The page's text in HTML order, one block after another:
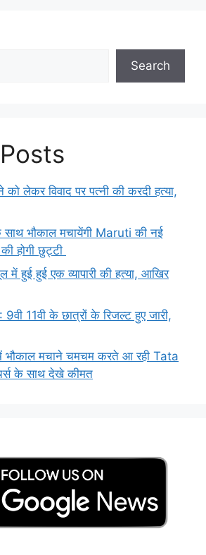
Search
लेकर विवाद पर पत्नी की करदी हत्या,
भौकाल मचायेंगी Maruti की नई
होगी छुट्टी
हुई हुई एक व्यापारी की हत्या, आखिर
11वी के छात्रों के रिजल्ट हुए जारी,
भौकाल मचाने चमचम करते आ रही Tata
के साथ देखे कीमत